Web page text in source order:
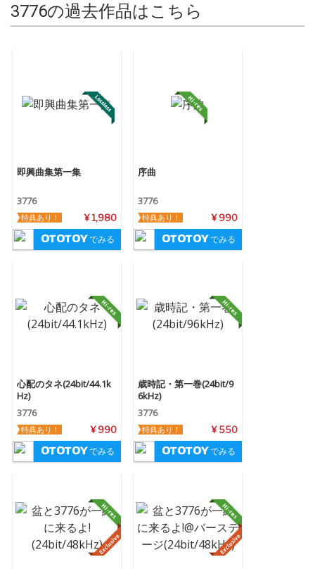
3776の過去作品はこちら
即興曲集第一集
3776
¥ 1,980
特典あり！
でみる
序曲
3776
¥ 990
特典あり！
でみる
心配のタネ(24bit/44.1k
Hz)
3776
¥ 990
特典あり！
でみる
歳時記・第一巻(24bit/9
6kHz)
3776
¥ 550
特典あり！
でみる